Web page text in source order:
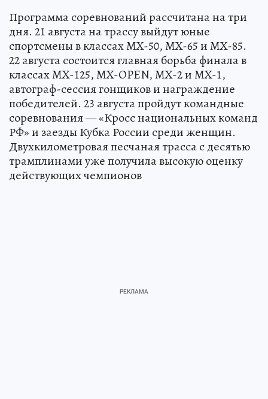
Программа соревнований рассчитана на три
дня. 21 августа на трассу выйдут юные
спортсмены в классах MX-50, MX-65 и MX-85.
22 августа состоится главная борьба финала в
классах MX-125, MX-OPEN, MX-2 и MX-1,
автограф-сессия гонщиков и награждение
победителей. 23 августа пройдут командные
соревнования — «Кросс национальных команд
РФ» и заезды Кубка России среди женщин.
Двухкилометровая песчаная трасса с десятью
трамплинами уже получила высокую оценку
действующих чемпионов